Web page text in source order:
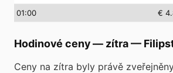
01:00 €
Hodinové ceny — zítra—
Ceny na zítra byly právě